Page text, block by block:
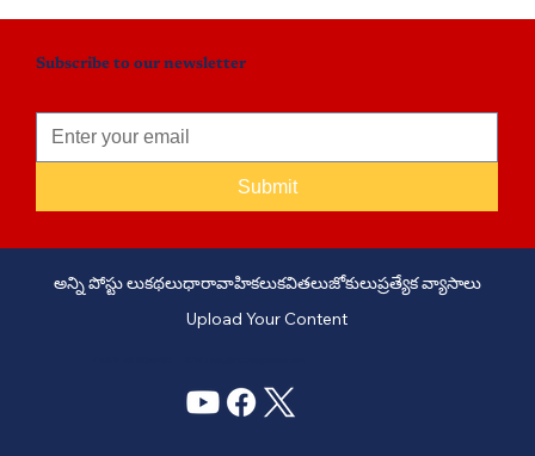
Subscribe to our newsletter
Submit
అన్ని పోస్టు లుకథలుధారావాహికలుకవితలుజోకులుప్రత్యేక వ్యాసాలు
Upload Your Content